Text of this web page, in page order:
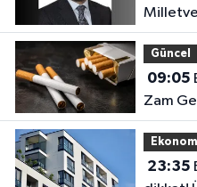
Günü
Güncel
09:05
Zam
Oldu
23:35